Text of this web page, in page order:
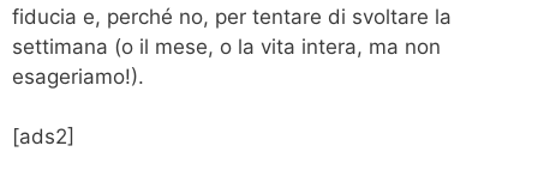
fiducia e, perché no, per tentare di svoltare la
settimana (o il mese, o la vita intera, ma non
esageriamo!).
[ads2]